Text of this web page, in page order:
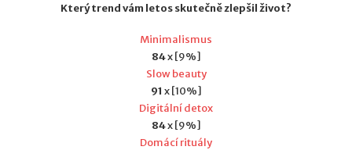
Který trend vám letos skutečně zlepšil život?
Minimalismus
84x [9%]
Slow beauty
91 x [10%]
Digitální detox
84x [9%]
Domácí rituály